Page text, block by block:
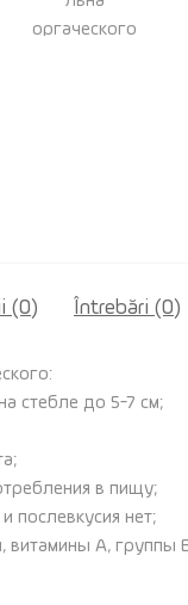
(0) Întrebări (0)
стебле до 5-7 см;
в пищу;
послевкусия нет;
A, группы